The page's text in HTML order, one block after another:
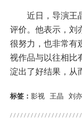
近日，导演王
评价。他表示，刘
很努力，也非常有
视作品与以往相比
淀出了好结果，从
标签： 影视 王晶 刘